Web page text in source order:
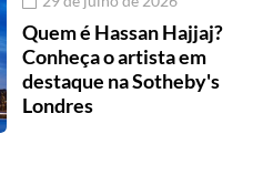
Quem é Hassan Hajjaj?
Conheça o artista em
destaque na Sotheby's
Londres